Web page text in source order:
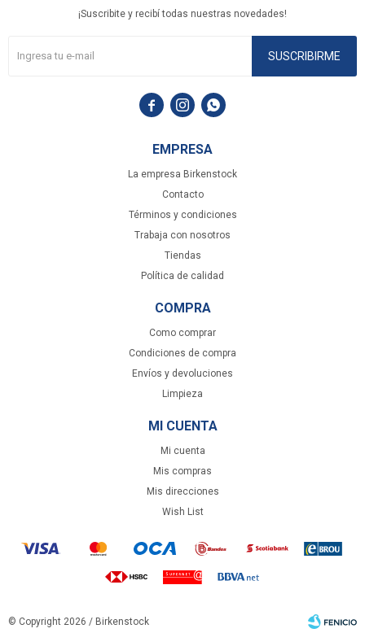
EMPRESA
La empresa Birkenstock
Contacto
Términos y condiciones
Trabaja con nosotros
Tiendas
Política de calidad
COMPRA
Como comprar
Condiciones de compra
Envíos y devoluciones
Limpieza
MI CUENTA
Mi cuenta
Mis compras
Mis direcciones
Wish List
¡Suscribite y recibí todas nuestras novedades!
SUSCRIBIRME
  
© Copyright 2026 / Birkenstock